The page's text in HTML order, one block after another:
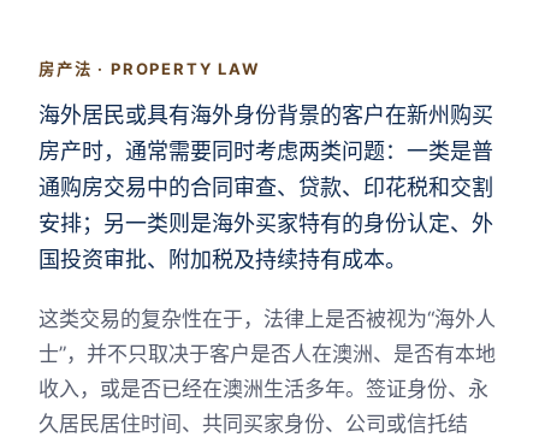
房产法 · PROPERTY LAW
海外居民或具有海外身份背景的客户在新州购买
房产时，通常需要同时考虑两类问题：一类是普
通购房交易中的合同审查、贷款、印花税和交割
安排；另一类则是海外买家特有的身份认定、外
国投资审批、附加税及持续持有成本。
这类交易的复杂性在于，法律上是否被视为“海外人
士”，并不只取决于客户是否人在澳洲、是否有本地
收入，或是否已经在澳洲生活多年。签证身份、永
久居民居住时间、共同买家身份、公司或信托结